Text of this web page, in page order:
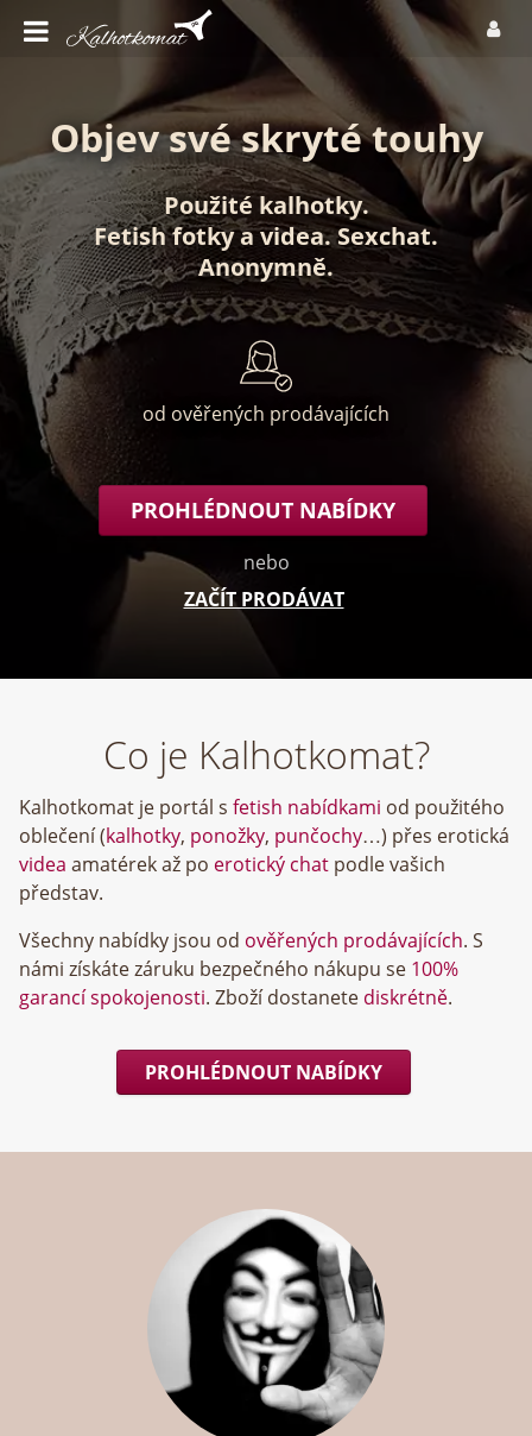
Objev své skryté touhy
Použité kalhotky.
Fetish fotkyavidea.Sexchat.
Anonymně.
od ověřených prodávajících
PROHLÉDNOUT NABÍDKY
nebo
ZAČÍT PRODÁVAT
Co je Kalhotkomat?
Kalhotkomat je portál s fetish nabídkami od použitého
oblečení (kalhotky, ponožky, punčochy…) přes erotická
videa amatérek až po erotický chat podle vašich
představ.
Všechny nabídky jsou od ověřených prodávajících. S
námi získáte záruku bezpečného nákupu se 100%
garancí spokojenosti. Zboží dostanete diskrétně.
PROHLÉDNOUT NABÍDKY